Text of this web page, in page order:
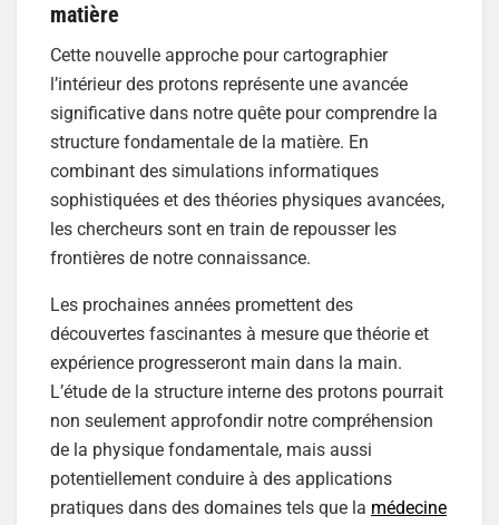
matière
Cette nouvelle approche pour cartographier
l’intérieur des protons représente une avancée
significative dans notre quête pour comprendre la
structure fondamentale de la matière. En
combinant des simulations informatiques
sophistiquées et des théories physiques avancées,
les chercheurs sont en train de repousser les
frontières de notre connaissance.
Les prochaines années promettent des
découvertes fascinantes à mesure que théorie et
expérience progresseront main dans la main.
L’étude de la structure interne des protons pourrait
non seulement approfondir notre compréhension
de la physique fondamentale, mais aussi
potentiellement conduire à des applications
pratiques dans des domaines tels que la médecine